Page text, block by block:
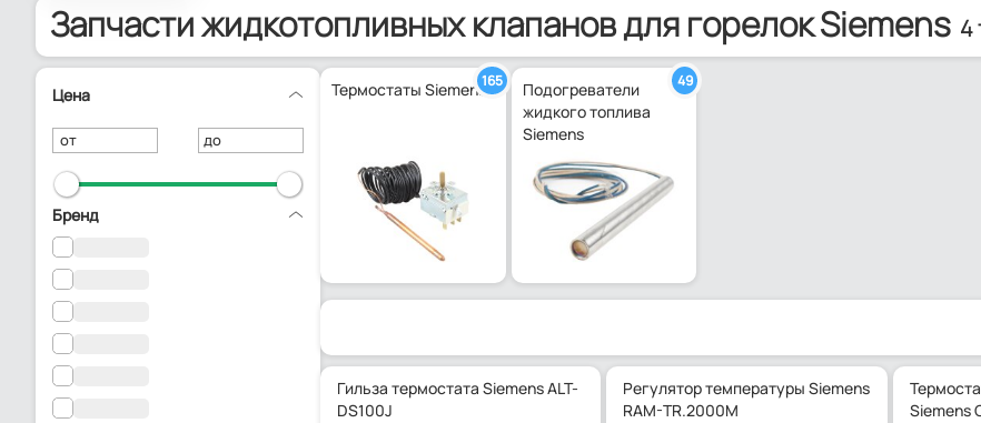
Запчасти жидкотопливных клапанов для горелок Siemens 4
Цена
от до
Бренд
Термостаты Siemens165
Подогреватели
жидкого топлива
Siemens
49
Гильза термостата Siemens ALT-
DS100J
Регулятор температуры Siemens
RAM-TR.2000M
Siemens